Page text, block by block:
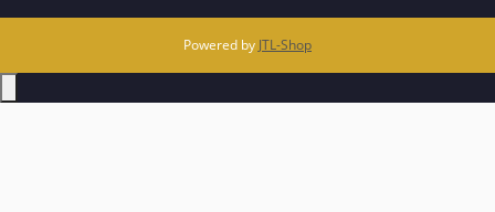
Powered by JTL-Shop